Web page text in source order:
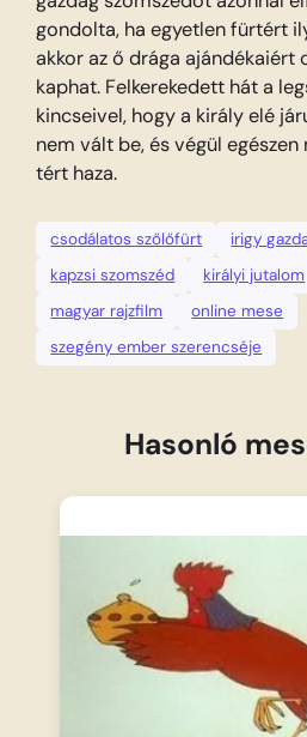
gondolta, ha egyetlen fürtért
akkor az ő drága
kaphat. Felkerekedett hát a
kincseivel, hogy a király elé
nem vált be, és végül
tért haza.
csodálatos szőlőfürt
irigy
kapzsi szomszéd
királyi jutalom
magyar rajzfilm
online mese
szegény ember szerencséje
Hasonló